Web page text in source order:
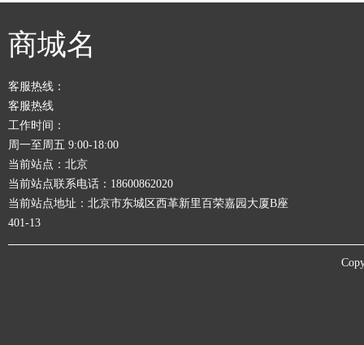
商城名
客服热线：
客服热线
工作时间：
周一至周五 9:00-18:00
当前站点：北京
当前站点联系电话：18600862020
当前站点地址：北京市东城区西革新里百荣嘉园大厦B座
401-13